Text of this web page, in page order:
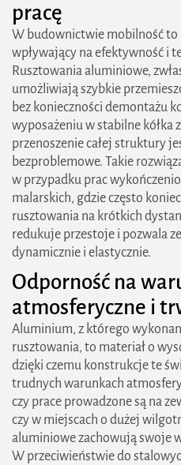
pracę
W budownictwie mobilność to
wpływający na efektywność i
Rusztowania aluminiowe,
umożliwiają szybkie
bez konieczności demontażu
wyposażeniu w stabilne kółka
przenoszenie całej struktury
bezproblemowe. Takie
w przypadku prac
malarskich, gdzie często
rusztowania na krótkich
redukuje przestoje i pozwala
dynamicznie i elastycznie.
Odporność na
atmosferyczne i
Aluminium, z którego
rusztowania, to materiał o
dzięki czemu konstrukcje te
trudnych warunkach
czy prace prowadzone są na
czy w miejscach o dużej
aluminiowe zachowują swoje
W przeciwieństwie do